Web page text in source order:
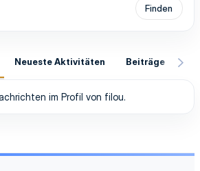
Finden
Neueste Aktivitäten Beiträge
im Profil von filou.